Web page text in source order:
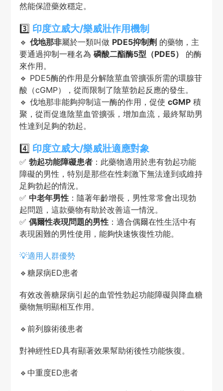
然能保證藥效穩定。
3️⃣ 印度立威大/樂威壯作用機制
🔹 伐地那非屬於一類叫做 PDE5抑制劑的藥物，主
要通過抑制一種名為 磷酸二酯酶5型（PDE5）
的酶
來作用。
🔹 PDE5酶的作用是分解陰莖血管擴張所需的環腺苷
酸（cGMP），從而限制了陰莖勃起反應的發生。
🔹 伐地那非能夠抑制這一酶的作用，促使 cGMP積
聚，從而促進陰莖血管擴張，增加血流，最終幫助男
性達到足夠的勃起。
4️⃣ 印度立威大/樂威壯適應對象
✅ 勃起功能障礙患者：此藥物適用於患有勃起功能
障礙的男性，特別是那些在性刺激下無法達到或維持
足夠勃起的情況。
✅ 中老年男性：隨著年齡增長，男性常常會出現勃
起問題，這款藥物有助於改善這一情況。
✅ 偶爾性表現問題的男性：適合偶爾在性生活中有
表現困難的男性使用，能夠快速恢復性功能。
💡適用人群優勢
🔹糖尿病ED患者
有效改善糖尿病引起的血管性勃起功能障礙與降血糖
藥物無明顯相互作用。
🔹前列腺術後患者
對神經性ED具有顯著效果幫助術後性功能恢復。
🔹中重度ED患者